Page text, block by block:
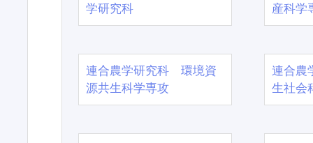
学研究科
産科学
連合農学研究科 環境資
源共生科学専攻
連合農
生社会